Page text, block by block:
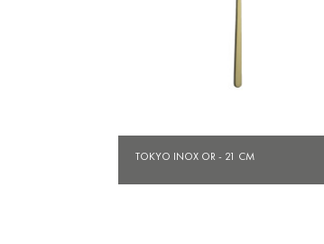
Aperçu rapide
TOKYO INOX OR - 21 CM